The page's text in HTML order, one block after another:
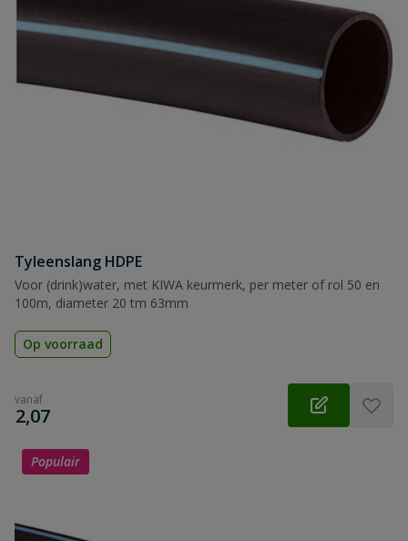
Tyleenslang HDPE
Voor (drink)water, met KIWA keurmerk, per meter of rol 50 en
100m, diameter 20 tm 63mm
Op voorraad
vanaf
€
2,07
Populair